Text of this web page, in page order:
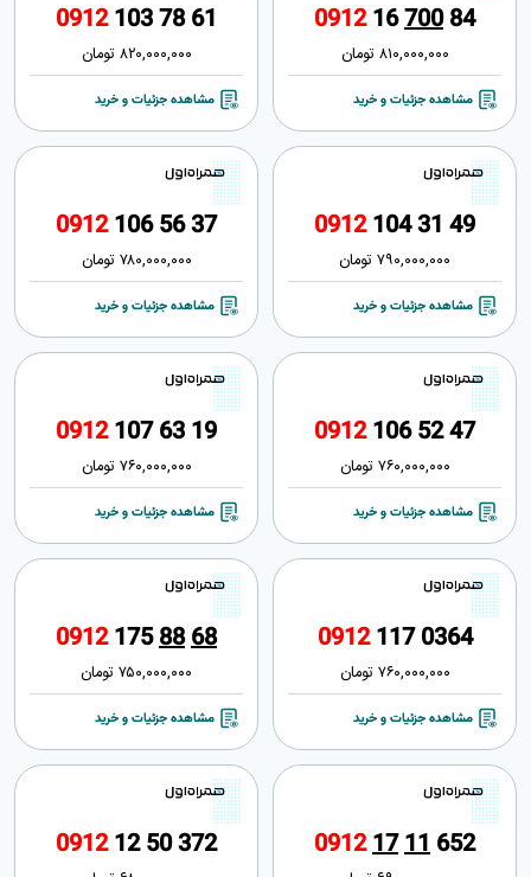
09121670084
810,000,000 تومان
مشاهده جزئیات و خرید
09121037861
820,000,000 تومان
مشاهده جزئیات و خرید
091210431 49
790,000,000 تومان
مشاهده جزئیات و خرید
09121065637
780,000,000 تومان
مشاهده جزئیات و خرید
09121065247
760,000,000 تومان
مشاهده جزئیات و خرید
09121076319
760,000,000 تومان
مشاهده جزئیات و خرید
0912 117 0364
760,000,000 تومان
مشاهده جزئیات و خرید
09121758868
750,000,000 تومان
مشاهده جزئیات و خرید
09121711652
09121250372